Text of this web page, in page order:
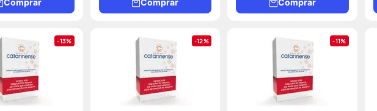
Comprar Comprar Comprar
13% 12% 11%